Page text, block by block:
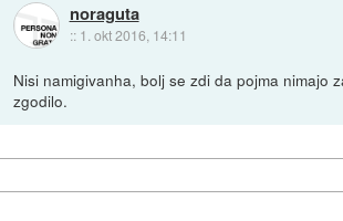
noraguta
:: 1. okt 2016, 14:11
Nisi namigivanha, bolj se zdi da pojma nimajo
zgodilo.